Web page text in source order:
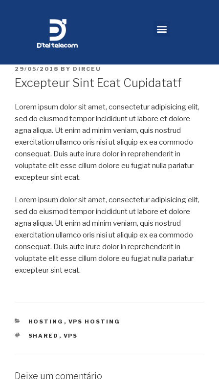
29/05/2018 BY DIRCEU
Excepteur Sint Ecat Cupidatatf
Lorem ipsum dolor sit amet, consectetur adipisicing elit,
sed do eiusmod tempor incididunt ut labore et dolore
agna aliqua. Ut enim ad minim veniam, quis nostrud
exercitation ullamco oris nisi ut aliquip ex ea commodo
consequat. Duis aute irure dolor in reprehenderit in
voluptate elit esse cillum dolore eu fugiat nulla pariatur
excepteur sint ecat.
Lorem ipsum dolor sit amet, consectetur adipisicing elit,
sed do eiusmod tempor incididunt ut labore et dolore
agna aliqua. Ut enim ad minim veniam, quis nostrud
exercitation ullamco oris nisi ut aliquip ex ea commodo
consequat. Duis aute irure dolor in reprehenderit in
voluptate elit esse cillum dolore eu fugiat nulla pariatur
excepteur sint ecat.
HOSTING , VPS HOSTING
SHARED , VPS
Deixe um comentário